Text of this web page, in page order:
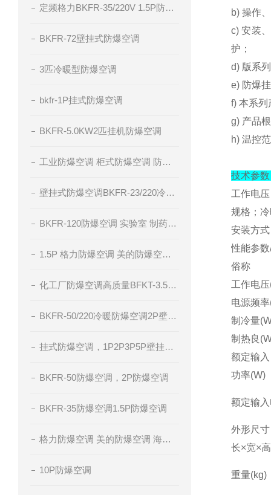
定频格力BKFR-35/220V 1.5P防爆空调
BKFR-72壁挂式防爆空调
3匹冷暖型防爆空调
bkfr-1P挂式防爆空调
BKFR-5.0KW2匹挂机防爆空调
工业防爆空调 柜式防爆空调 防爆空调厂家 腾轩BKFR防爆空调
壁挂式防爆空调BKFR-23/220冷暖型防爆空调
BKFR-120防爆空调 实验室 制药厂 化工厂
1.5P 格力防爆空调 美的防爆空调 海尔防爆空调
化工厂防爆空调高质量BFKT-3.5系列
BKFR-50/220冷暖防爆空调2P壁挂式防爆空调
挂式防爆空调，1P2P3P5P壁挂分体式空调，冷暖防爆空调，腾轩防爆
BKFR-50防爆空调，2P防爆空调
BKFR-35防爆空调1.5P防爆空调
格力防爆空调 美的防爆空调 海尔防爆空调 厂家直销
10P防爆空调
b) 操作
c) 安装
护；
d) 版系
e) 防爆
f) 本系列
g) 产品
h) 温控
技术参
工作电
规格；
安装方
性能参
俗称
工作电
电源频
制冷量
制热良
额定输入
功率(W)
额定输
外形尺寸
长×宽×高
重量(kg)